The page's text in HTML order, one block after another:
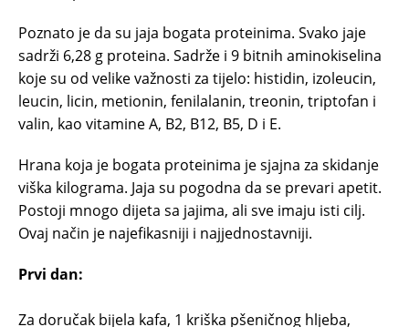
Poznato je da su jaja bogata proteinima. Svako jaje
sadrži 6,28 g proteina. Sadrže i 9 bitnih aminokiselina
koje su od velike važnosti za tijelo: histidin, izoleucin,
leucin, licin, metionin, fenilalanin, treonin, triptofan i
valin, kao vitamine A, B2, B12, B5, D i E.
Hrana koja je bogata proteinima je sjajna za skidanje
viška kilograma. Jaja su pogodna da se prevari apetit.
Postoji mnogo dijeta sa jajima, ali sve imaju isti cilj.
Ovaj način je najefikasniji i najjednostavniji.
Prvi dan:
Za doručak bijela kafa, 1 kriška pšeničnog hljeba,